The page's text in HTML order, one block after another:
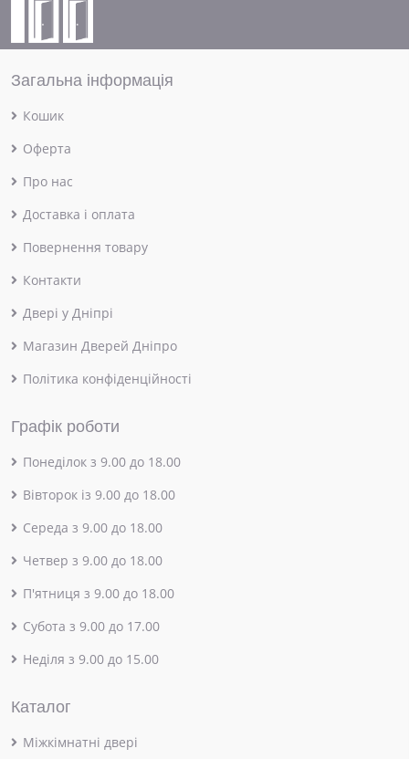
Загальна інформація
Кошик
Оферта
Про нас
Доставка і оплата
Повернення товару
Контакти
Двері у Дніпрі
Магазин Дверей Дніпро
Політика конфіденційності
Графік роботи
Понеділок з 9.00 до 18.00
Вівторок із 9.00 до 18.00
Середа з 9.00 до 18.00
Четвер з 9.00 до 18.00
П'ятниця з 9.00 до 18.00
Субота з 9.00 до 17.00
Неділя з 9.00 до 15.00
Каталог
Міжкімнатні двері